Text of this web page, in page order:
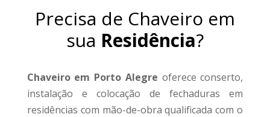
Precisa de Chaveiro em
sua Residência?
Chaveiro em Porto Alegre oferece conserto,
instalação e colocação de fechaduras em
residências com mão-de-obra qualificada com o